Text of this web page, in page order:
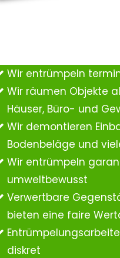
Wir entrümpeln
Wir räumen Objekte
Häuser, Büro- und
Wir demontieren
Bodenbeläge und
Wir entrümpeln
umweltbewusst
Verwertbare
bieten eine faire
diskret